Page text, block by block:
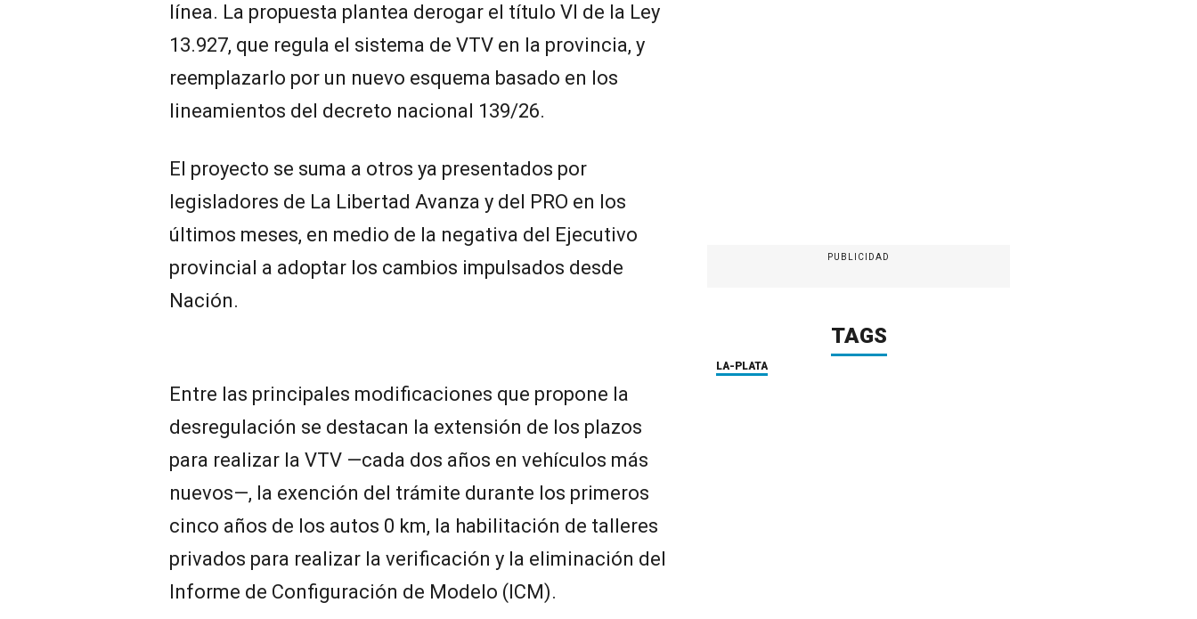
línea. La propuesta plantea derogar el título VI de la Ley
13.927, que regula el sistema de VTV en la provincia, y
reemplazarlo por un nuevo esquema basado en los
lineamientos del decreto nacional 139/26.
El proyecto se suma a otros ya presentados por
legisladores de La Libertad Avanza y del PRO en los
últimos meses, en medio de la negativa del Ejecutivo
provincial a adoptar los cambios impulsados desde
Nación.
Entre las principales modificaciones que propone la
desregulación se destacan la extensión de los plazos
para realizar la VTV —cada dos años en vehículos más
nuevos—, la exención del trámite durante los primeros
cinco años de los autos 0 km, la habilitación de talleres
privados para realizar la verificación y la eliminación del
Informe de Configuración de Modelo (ICM).
PUBLICIDAD
TAGS
LA-PLATA